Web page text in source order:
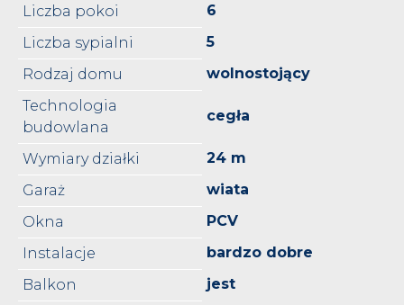
Liczba pokoi
6
Liczba sypialni
5
Rodzaj domu
wolnostojący
Technologia
budowlana
cegła
Wymiary działki
24 m
Garaż
wiata
Okna
PCV
Instalacje
bardzo dobre
Balkon
jest